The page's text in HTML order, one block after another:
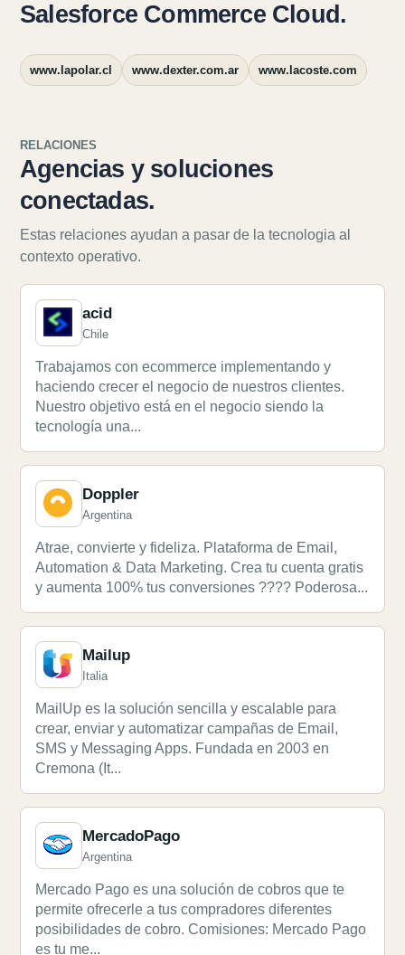
Salesforce Commerce Cloud.
www.lapolar.cl www.dexter.com.ar www.lacoste.com
RELACIONES
Agencias y soluciones
conectadas.
Estas relaciones ayudan a pasar de la tecnologia al
contexto operativo.
acid
Chile
Trabajamos con ecommerce implementando y
haciendo crecer el negocio de nuestros clientes.
Nuestro objetivo está en el negocio siendo la
tecnología una...
Doppler
Argentina
Atrae, convierte y fideliza. Plataforma de Email,
Automation & Data Marketing. Crea tu cuenta gratis
y aumenta 100% tus conversiones ???? Poderosa...
Mailup
Italia
MailUp es la solución sencilla y escalable para
crear, enviar y automatizar campañas de Email,
SMS y Messaging Apps. Fundada en 2003 en
Cremona (It...
MercadoPago
Argentina
Mercado Pago es una solución de cobros que te
permite ofrecerle a tus compradores diferentes
posibilidades de cobro. Comisiones: Mercado Pago
es tu me...